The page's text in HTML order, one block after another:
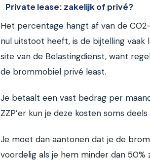
Private lease: zakelijk of privé?
Het percentage hangt af van de
nul uitstoot heeft, is de bijtelling vaak
site van de Belastingdienst, want
de brommobiel privé least.
Je betaalt een vast bedrag per
ZZP’er kun je deze kosten soms
Je moet dan aantonen dat je de
voordelig als je hem minder dan 50%